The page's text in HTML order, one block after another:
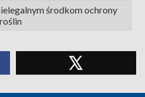
środkom ochrony
roślin